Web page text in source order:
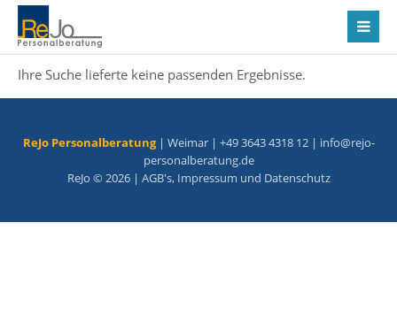
Ihre Suche lieferte keine passenden Ergebnisse.
ReJo Personalberatung| Weimar | +49 3643 4318 12 | info@rejo-
personalberatung.de
ReJo © 2026 | AGB's, Impressum und Datenschutz